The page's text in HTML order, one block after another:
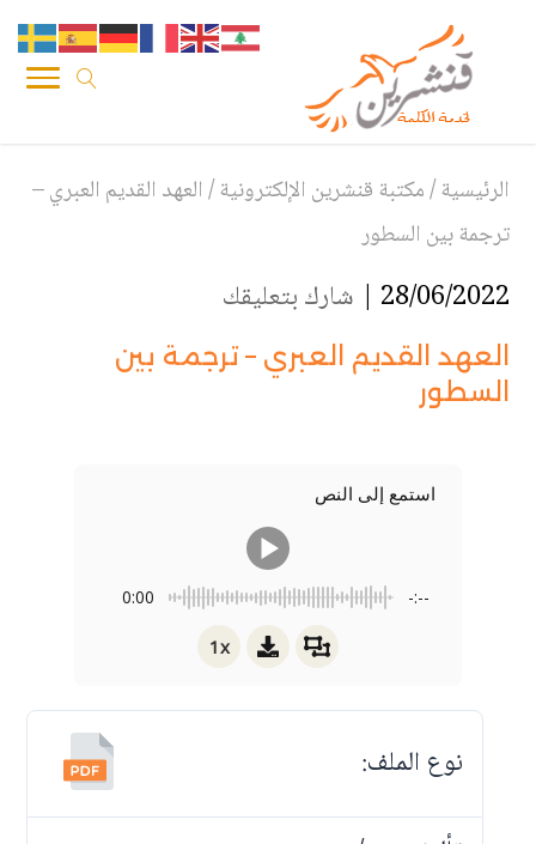
الرئيسية/مكتبة قنشرين الإلكترونية/العهد القديم العبري –
ترجمة بين السطور
28/06/2022 | شارك بتعليقك
العهد القديم العبري – ترجمة بين
السطور
استمع إلى النص
0:00 -:--
1x
نوع الملف: